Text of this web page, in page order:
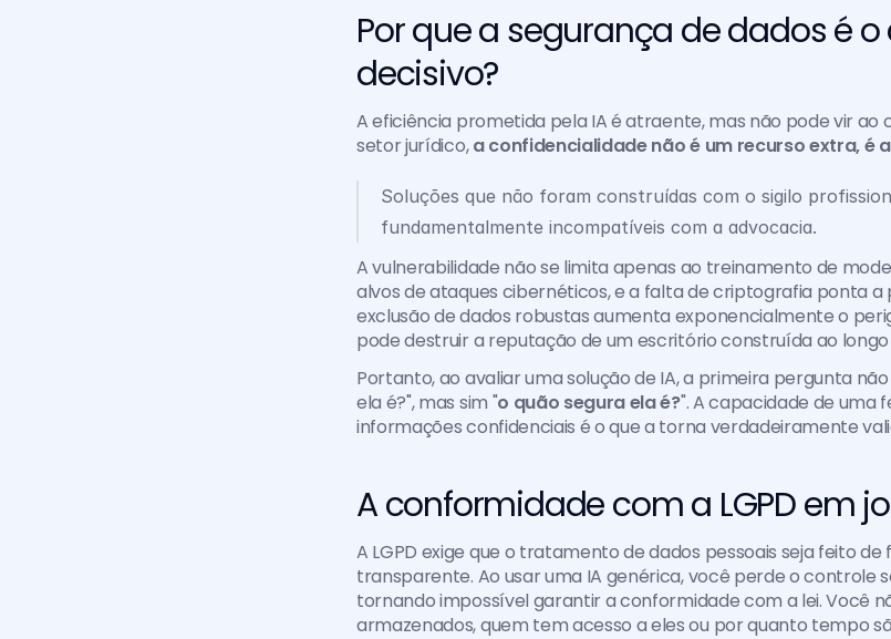
Por que a segurança de dados é
decisivo?
A eficiência prometida pela IA é atraente, mas não pode vir ao
setor jurídico, a confidencialidade não é um recurso extra, é
Soluções que não foram construídas com o sigilo
fundamentalmente incompatíveis com a advocacia.
A vulnerabilidade não se limita apenas ao treinamento de
alvos de ataques cibernéticos, e a falta de criptografia ponta
exclusão de dados robustas aumenta exponencialmente o
pode destruir a reputação de um escritório construída ao
Portanto, ao avaliar uma solução de IA, a primeira pergunta
ela é?", mas sim "o quão segura ela é?". A capacidade de
informações confidenciais é o que a torna verdadeiramente
A conformidade com a LGPD em
A LGPD exige que o tratamento de dados pessoais seja feito
transparente. Ao usar uma IA genérica, você perde o controle
tornando impossível garantir a conformidade com a lei. Você
armazenados, quem tem acesso a eles ou por quanto tempo